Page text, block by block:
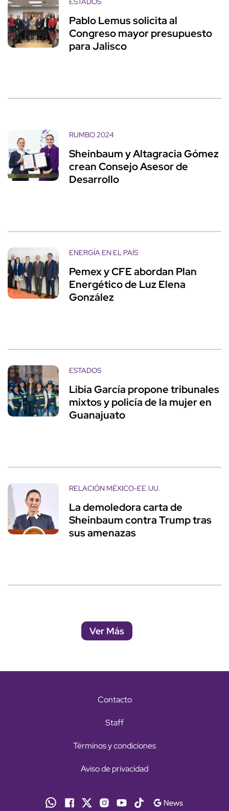
Pablo Lemus solicita al
Congreso mayor presupuesto
para Jalisco
RUMBO 2024
Sheinbaum y Altagracia Gómez
crean Consejo Asesor de
Desarrollo
ENERGÍA EN EL PAÍS
Pemex y CFE abordan Plan
Energético de Luz Elena
González
ESTADOS
Libia García propone tribunales
mixtos y policía de la mujer en
Guanajuato
RELACIÓN MÉXICO-EE.UU.
La demoledora carta de
Sheinbaum contra Trump tras
sus amenazas
Ver Más
Contacto
Staff
Términos y condiciones
Aviso de privacidad